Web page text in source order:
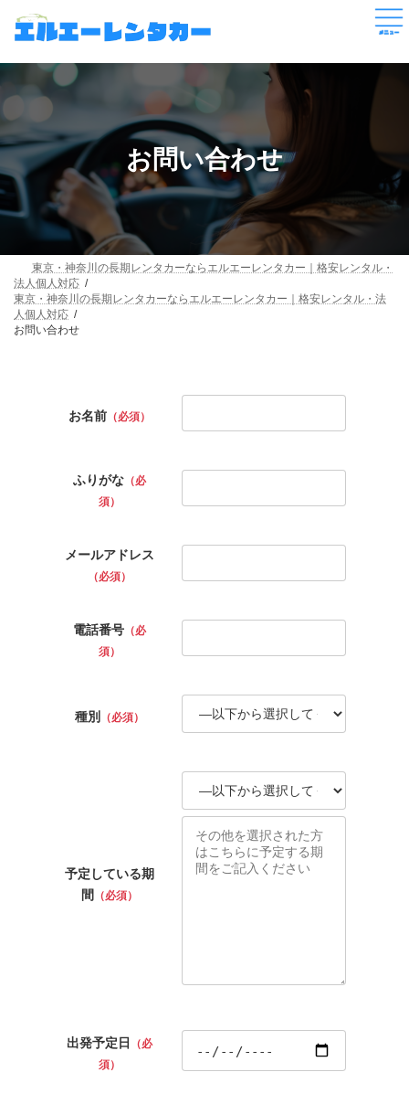
へ
ス
キ
ッ
プ
ョ
ン
に
移
動
お問い合わせ
東京・神奈川の長期レンタカーならエルエーレンタカー｜格安レンタル・
法人個人対応
東京・神奈川の長期レンタカーならエルエーレンタカー｜格安レンタル・法
人個人対応
お問い合わせ
お名前 （必須）
ふりがな （必
須）
メールアドレス
（必須）
電話番号 （必
須）
種別 （必須）
予定している期
間
（必須）
出発予定日
（必
須）